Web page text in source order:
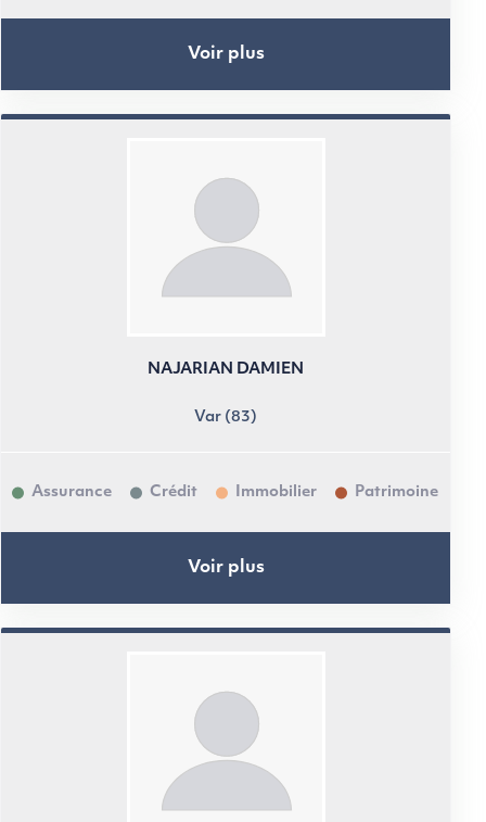
Voir plus
NAJARIAN DAMIEN
Var (83)
Assurance Crédit Immobilier Patrimoine
Voir plus